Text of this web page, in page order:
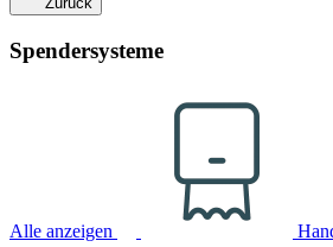
Spendersysteme
Alle anzeigen